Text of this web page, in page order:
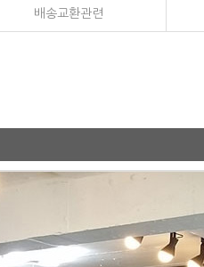
배송교환관련